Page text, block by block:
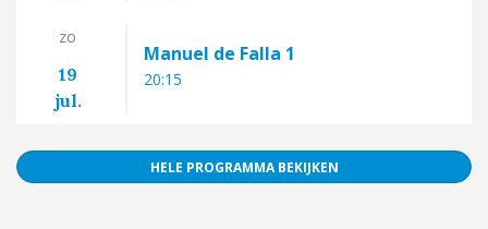
zo
19
jul.
Manuel de Falla 1
20:15
HELE PROGRAMMA BEKIJKEN